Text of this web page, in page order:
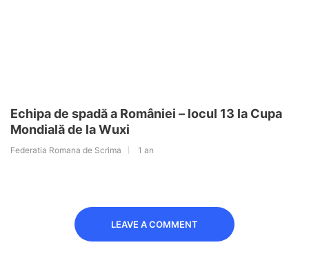
Echipa de spadă a României – locul 13 la Cupa
Mondială de la Wuxi
Federatia Romana de Scrima 1 an
LEAVE A COMMENT